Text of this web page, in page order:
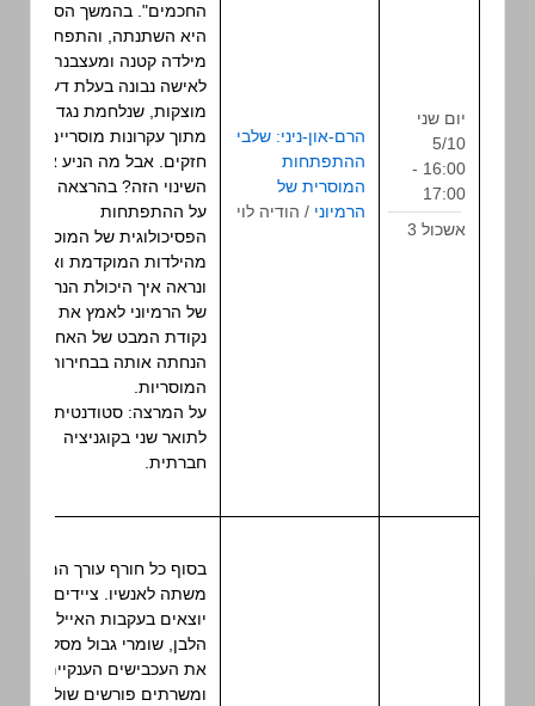
הרם-און-ניני: שלבי
ההתפתחות
המוסרית של
הרמיוני
/ הודיה לוי
החכמים". בהמשך הסדרה
היא השתנתה, והתפתחה
מילדה קטנה ומעצבנת
לאישה נבונה בעלת דעות
מוצקות, שנלחמת נגד הרוע
מתוך עקרונות מוסריים
חזקים. אבל מה הניע את
השינוי הזה? בהרצאה נדבר
על ההתפתחות
הפסיכולוגית של המוסר,
מהילדות המוקדמת ואילך,
ונראה איך היכולת הנרכשת
של הרמיוני לאמץ את
נקודת המבט של האחר
הנחתה אותה בבחירותיה
המוסריות.
על המרצה: סטודנטית
לתואר שני בקוגניציה
חברתית.
בסוף כל חורף עורך המלך
משתה לאנשיו. ציידים
יוצאים בעקבות האייל
הלבן, שומרי גבול מסלקים
את העכבישים הענקיים
ומשרתים פורשים שולחנות